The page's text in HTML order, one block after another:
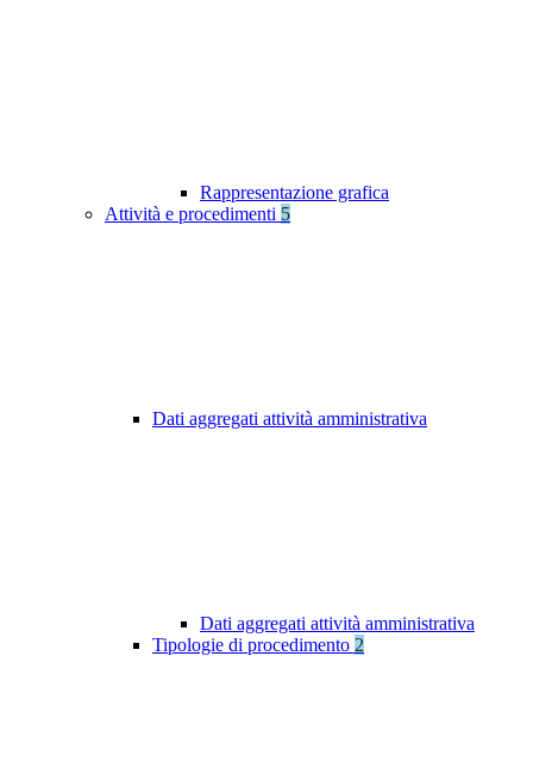
Rappresentazione grafica
Attività e procedimenti 5
Dati aggregati attività amministrativa
Dati aggregati attività amministrativa
Tipologie di procedimento 2